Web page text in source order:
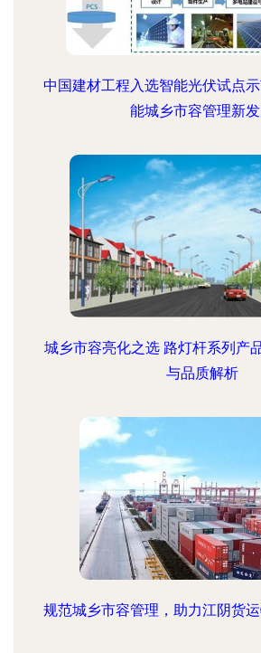
中国建材工程入选智能光伏试点
能城乡市容管理新
城乡市容亮化之选 路灯杆系列产
与品质解析
规范城乡市容管理，助力江阴货